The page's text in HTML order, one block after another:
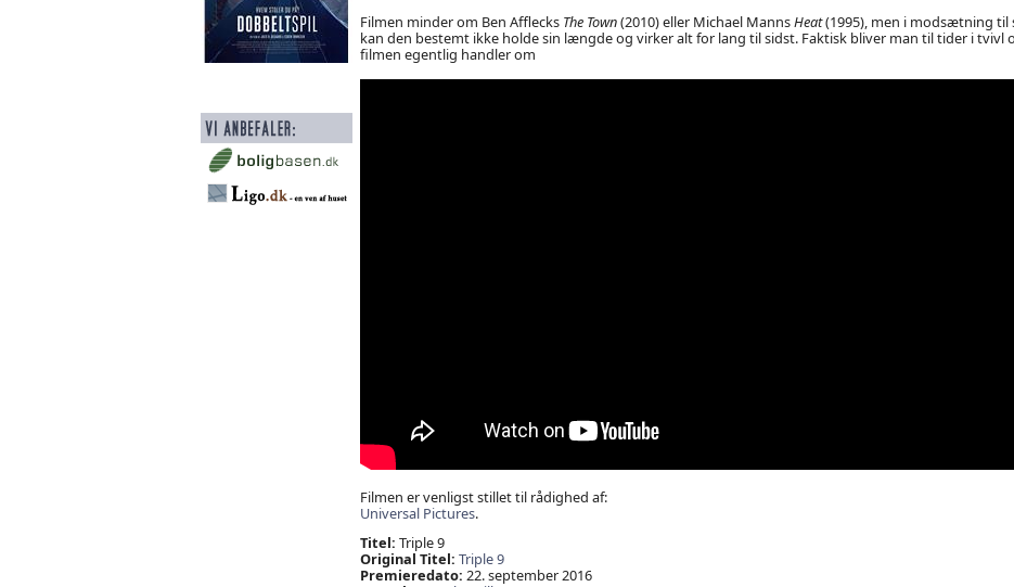
Filmen minder om Ben Afflecks The Town(2010) eller Michael MannsHeat(1995), men i modsætning
kan den bestemt ikke holde sin længde og virker alt for lang til sidst. Faktisk bliver man til tider i tvivl
filmen egentlig handler om
Filmen er venligst stillet til rådighed af:
Universal Pictures.
Titel: Triple 9
Original Titel: Triple 9
Premieredato: 22. september 2016